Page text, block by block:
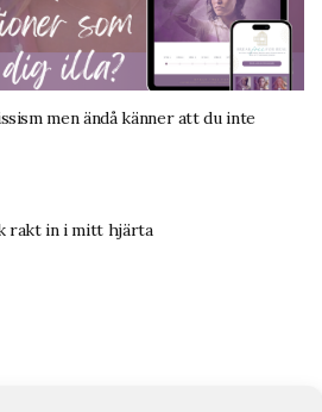
men ändå känner att du inte
rakt in i mitt hjärta